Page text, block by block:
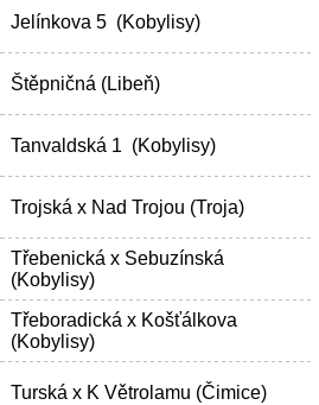
Jelínkova 5 (Kobylisy)
Štěpničná (Libeň)
Tanvaldská 1 (Kobylisy)
Trojská x Nad Trojou (Troja)
Třebenická x Sebuzínská
(Kobylisy)
Třeboradická x Košťálkova
(Kobylisy)
Turská x K Větrolamu (Čimice)